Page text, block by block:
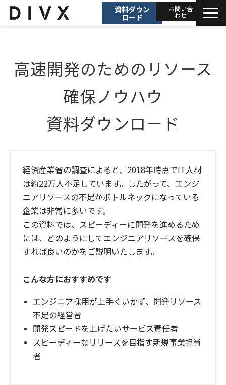
資料ダウン
ロード
お問い合
わせ
プロダクト
お知らせ
会社情報
高速開発のためのリソース
確保ノウハウ
資料ダウンロード
経済産業省の調査によると、2018年時点でIT人材
は約22万人不足しています。したがって、エンジ
ニアリソースの不足がボトルネックになっている
企業は非常に多いです。
この資料では、スピーディーに開発を進めるため
には、どのようにしてエンジニアリソースを確保
すれば良いのかをご説明いたします。
こんな方におすすめです
エンジニア採用が上手くいかず、開発リソース
不足の経営者
開発スピードを上げたいサービス責任者
スピーディーなリリースを目指す新規事業担当
者